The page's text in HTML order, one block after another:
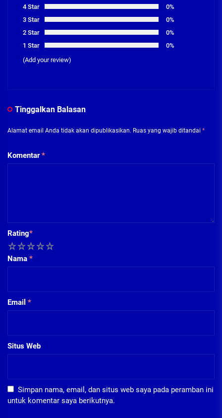
4 Star
0%
3 Star
0%
2 Star
0%
1 Star
0%
(Add your review)
Tinggalkan Balasan
Alamat email Anda tidak akan dipublikasikan. Ruas yang wajib ditandai *
Komentar*
Rating*
5
4
3
2
Nama *
Email *
Situs Web
Simpan nama, email, dan situs web saya pada peramban ini
untuk komentar saya berikutnya.